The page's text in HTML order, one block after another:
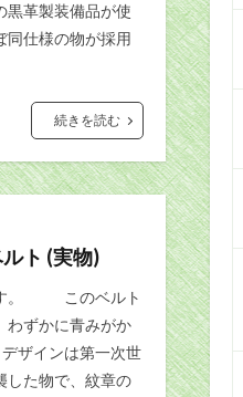
黒革製装備品が使
同仕様の物が採用
続きを読む
ト (実物)
す。 このベルト
わずかに青みがか
ザインは第一次世
した物で、紋章の